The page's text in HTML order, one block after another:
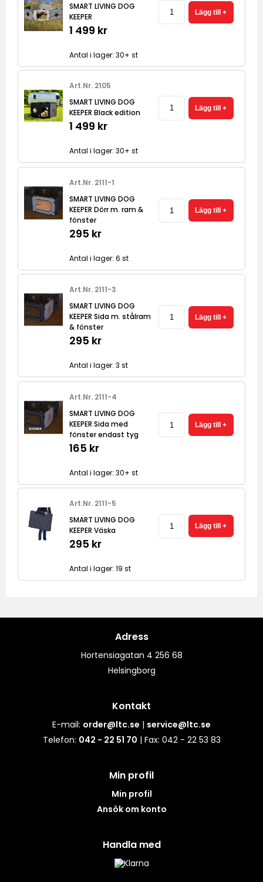
SMART LIVING DOG
KEEPER
1 499 kr
Antal i lager: 30+ st
Art.Nr. 2105
SMART LIVING DOG
KEEPER Black edition
1 499 kr
Antal i lager: 30+ st
Art.Nr. 2111-1
SMART LIVING DOG
KEEPER Dörr m. ram &
fönster
295 kr
Antal i lager: 6 st
Art.Nr. 2111-3
SMART LIVING DOG
KEEPER Sida m. stålram
& fönster
295 kr
Antal i lager: 3 st
Art.Nr. 2111-4
SMART LIVING DOG
KEEPER Sida med
fönster endast tyg
165 kr
Antal i lager: 30+ st
Art.Nr. 2111-5
SMART LIVING DOG
KEEPER Väska
295 kr
Antal i lager: 19 st
Adress
Hortensiagatan 4 256 68
Helsingborg
Kontakt
E-mail: order@ltc.se | service@ltc.se
Telefon: 042 - 22 51 70 | Fax: 042 - 22 53 83
Min profil
Min profil
Ansök om konto
Handla med